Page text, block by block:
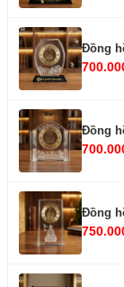
Đồng
Đồng
Đồng